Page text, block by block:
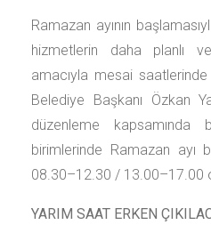
Ramazan ayının
hizmetlerin daha planlı
amacıyla mesai
Belediye Başkanı Özkan
düzenleme kapsamında
birimlerinde Ramazan ayı
08.30–12.30 / 13.00–17.00
YARIM SAAT ERKEN